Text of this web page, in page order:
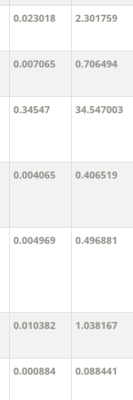
0.023018 2.301759
0.007065 0.706494
0.34547 34.547003
0.004065 0.406519
0.004969 0.496881
0.010382 1.038167
0.000884 0.088441